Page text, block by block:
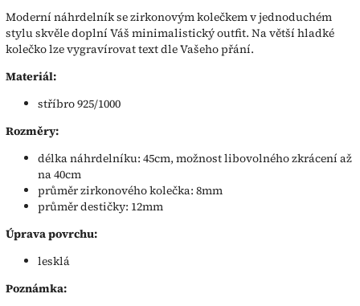
Moderní náhrdelník se zirkonovým kolečkem v jednoduchém
stylu skvěle doplní Váš minimalistický outfit. Na větší hladké
kolečko lze vygravírovat text dle Vašeho přání.
Materiál:
stříbro 925/1000
Rozměry:
délka náhrdelníku: 45cm, možnost libovolného zkrácení až
na 40cm
průměr zirkonového kolečka: 8mm
průměr destičky: 12mm
Úprava povrchu:
lesklá
Poznámka: